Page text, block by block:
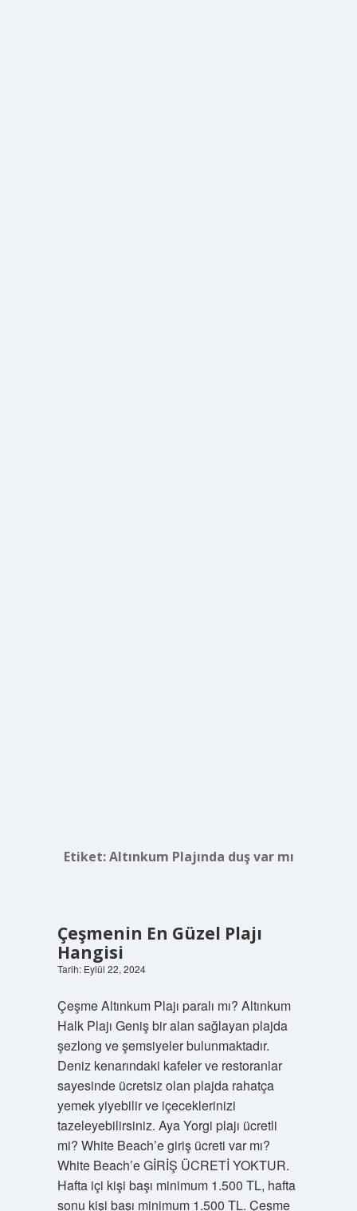
Etiket:Altınkum Plajında duş var mı
Çeşmenin En Güzel Plajı
Hangisi
Tarih: Eylül 22, 2024
Çeşme Altınkum Plajı paralı mı? Altınkum
Halk Plajı Geniş bir alan sağlayan plajda
şezlong ve şemsiyeler bulunmaktadır.
Deniz kenarındaki kafeler ve restoranlar
sayesinde ücretsiz olan plajda rahatça
yemek yiyebilir ve içeceklerinizi
tazeleyebilirsiniz. Aya Yorgi plajı ücretli
mi? White Beach’e giriş ücreti var mı?
White Beach’e GİRİŞ ÜCRETİ YOKTUR.
Hafta içi kişi başı minimum 1.500 TL, hafta
sonu kişi başı minimum 1.500 TL. Çeşme